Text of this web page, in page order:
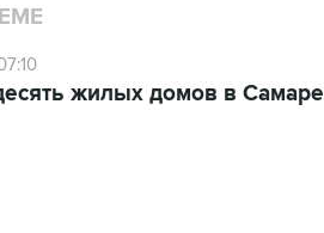
жилых домов в Самаре